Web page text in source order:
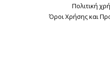
Πολιτική
Όροι Χρήσης και